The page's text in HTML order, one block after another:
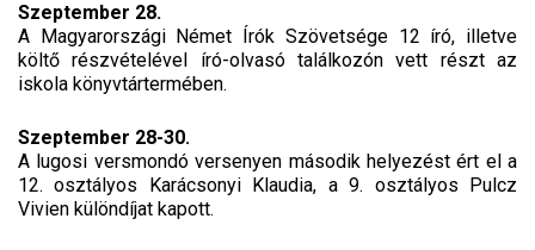
Szeptember 28.
A Magyarországi Német Írók Szövetsége 12 író, illetve
költő részvételével író-olvasó találkozón vett részt az
iskola könyvtártermében.
Szeptember 28-30.
A lugosi versmondó versenyen második helyezést ért el a
12. osztályos Karácsonyi Klaudia, a 9. osztályos Pulcz
Vivien különdíjat kapott.